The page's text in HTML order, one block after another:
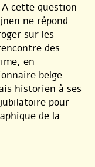
cette question
ne répond
sur les
des
en
belge
historien à ses
pour
de la